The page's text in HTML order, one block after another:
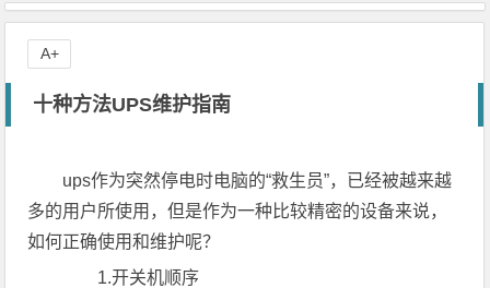
十种方法UPS维护指南
ups作为突然停电时电脑的“救生员”，已经被越来越
多的用户所使用，但是作为一种比较精密的设备来说，
如何正确使用和维护呢？
1.开关机顺序
A+